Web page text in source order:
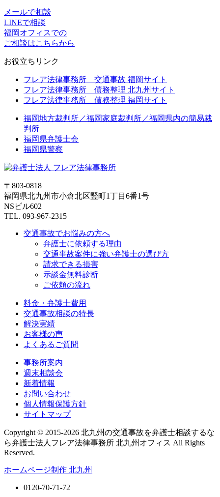
メールで相談
LINEで相談
福岡オフィスでの
ご相談はこちらから
お役立ちリンク
フレア法律事務所 交通事故 福岡サイト
フレア法律事務所 債務整理 北九州サイト
フレア法律事務所 債務整理 福岡サイト
福岡地方裁判所／福岡家庭裁判所／福岡県内の簡易裁
判所
福岡県弁護士会
福岡県警察
〒803-0818
福岡県北九州市小倉北区竪町1丁目6番1号
NSビル602
TEL. 093-967-2315
交通事故でお悩みの方へ
弁護士に依頼する理由
交通事故案件に強い弁護士の選び方
請求できる損害
示談金無料診断
ご依頼の流れ
料金・弁護士費用
交通事故相談の特長
解決実績
お客様の声
よくあるご質問
事務所案内
週末相談会
新着情報
お問い合わせ
個人情報保護方針
サイトマップ
Copyright © 2015-2026 北九州の交通事故を弁護士相談するな
ら弁護士法人フレア法律事務所 北九州オフィス All Rights
Reserved.
ホームページ制作 北九州
0120-70-71-72